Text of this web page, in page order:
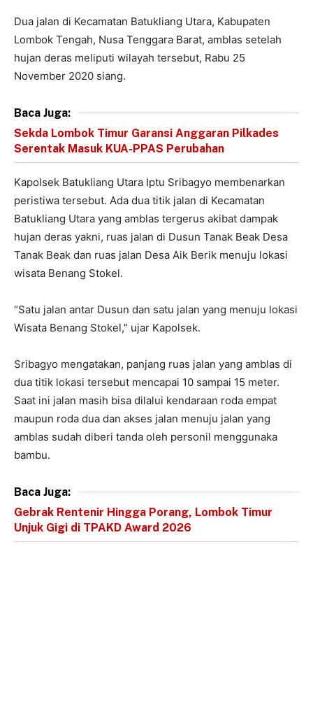
Dua jalan di Kecamatan Batukliang Utara, Kabupaten
Lombok Tengah, Nusa Tenggara Barat, amblas setelah
hujan deras meliputi wilayah tersebut, Rabu 25
November 2020 siang.
Baca Juga:
Sekda Lombok Timur Garansi Anggaran Pilkades
Serentak Masuk KUA-PPAS Perubahan
Kapolsek Batukliang Utara Iptu Sribagyo membenarkan
peristiwa tersebut. Ada dua titik jalan di Kecamatan
Batukliang Utara yang amblas tergerus akibat dampak
hujan deras yakni, ruas jalan di Dusun Tanak Beak Desa
Tanak Beak dan ruas jalan Desa Aik Berik menuju lokasi
wisata Benang Stokel.
“Satu jalan antar Dusun dan satu jalan yang menuju lokasi
Wisata Benang Stokel,” ujar Kapolsek.
Sribagyo mengatakan, panjang ruas jalan yang amblas di
dua titik lokasi tersebut mencapai 10 sampai 15 meter.
Saat ini jalan masih bisa dilalui kendaraan roda empat
maupun roda dua dan akses jalan menuju jalan yang
amblas sudah diberi tanda oleh personil menggunaka
bambu.
Baca Juga:
Gebrak Rentenir Hingga Porang, Lombok Timur
Unjuk Gigi di TPAKD Award 2026